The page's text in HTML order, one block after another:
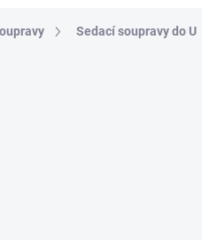
Sedací soupravy do U